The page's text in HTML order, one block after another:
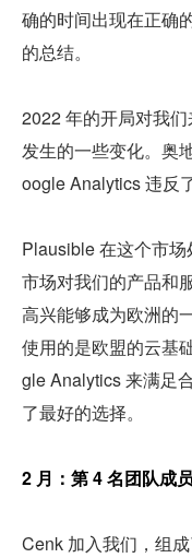
确的时间出现在正确
的总结。
2022 年的开局对我
发生的一些变化。奥
oogle Analytics 违反
Plausible 在这个市场
市场对我们的产品和
高兴能够成为欧洲的
使用的是欧盟的云基
gle Analytics 来满足
了最好的选择。
2 月：第 4 名团队成
Cenk 加入我们，组